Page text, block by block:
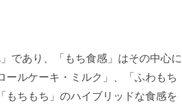
であり、「もち食感」はその中心に
ルケーキ・ミルク」、「ふわもち
ちもち」のハイブリッドな食感を